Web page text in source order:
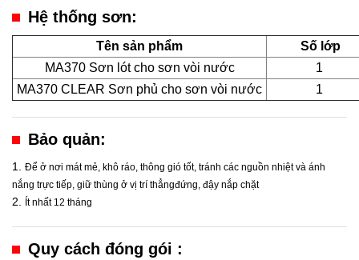
Hệ thống sơn:
Tên sản phẩm
Số
MA370 Sơn lót cho sơn vòi nước
1
MA370 CLEAR Sơn phủ cho sơn vòi nước
1
Bảo quản:
1. Để ở nơi mát mẻ, khô ráo, thông gió tốt, tránh các nguồn nhiệt và ánh
nắng trực tiếp, giữ thùng ở vị trí thẳngđứng, đậy nắp chặt
2. Ít nhất 12 tháng
Quy cách đóng gói :